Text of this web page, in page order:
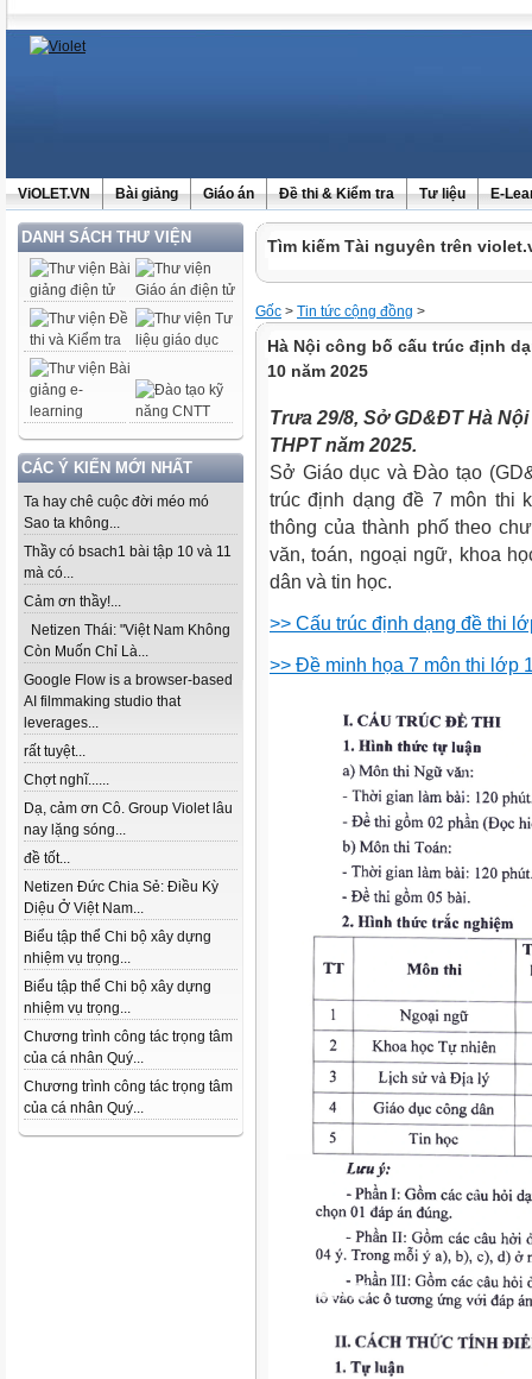
ViOLET.VN Bài giảng Giáo án Đề thi & Kiểm tra Tư liệu E-
DANH SÁCH THƯ VIỆN
CÁC Ý KIẾN MỚI NHẤT
Ta hay chê cuộc đời méo mó
Sao ta không...
Thầy có bsach1 bài tập 10 và 11
mà có...
Cảm ơn thầy!...
Netizen Thái: "Việt Nam Không
Còn Muốn Chỉ Là...
Google Flow is a browser-based
AI filmmaking studio that
leverages...
rất tuyệt...
Chợt nghĩ......
Dạ, cảm ơn Cô. Group Violet lâu
nay lặng sóng...
đề tốt...
Netizen Đức Chia Sẻ: Điều Kỳ
Diệu Ở Việt Nam...
Biểu tập thể Chi bộ xây dựng
nhiệm vụ trọng...
Biểu tập thể Chi bộ xây dựng
nhiệm vụ trọng...
Chương trình công tác trọng tâm
của cá nhân Quý...
Chương trình công tác trọng tâm
của cá nhân Quý...
Tìm kiếm Tài nguyên trên
Gốc > Tin tức cộng đồng >
Hà Nội công bố cấu trúc định
10 năm 2025
Trưa 29/8, Sở GD&ĐT Hà
THPT năm 2025.
Sở Giáo dục và Đào tạo
trúc định dạng đề 7 môn thi
thông của thành phố theo
văn, toán, ngoại ngữ, khoa
dân và tin học.
>> Cấu trúc định dạng đề thi
>> Đề minh họa 7 môn thi lớp